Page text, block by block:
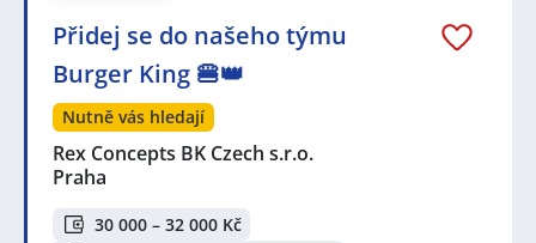
Přidej se do našeho týmu
Burger King 🍔👑
Nutně vás hledají
Rex Concepts BK Czech s.r.o.
Praha
30 000 – 32 000 Kč